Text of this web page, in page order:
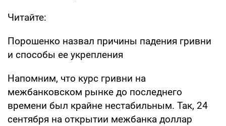
Читайте:
Порошенко назвал причины падения гривни
и способы ее укрепления
Напомним, что курс гривни на
межбанковском рынке до последнего
времени был крайне нестабильным. Так, 24
сентября на открытии межбанка доллар